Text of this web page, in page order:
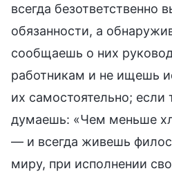
всегда безответственно
обязанности, а
сообщаешь о них
работникам и не ищешь
их самостоятельно; если
думаешь: «Чем меньше
— и всегда живешь
миру, при исполнении